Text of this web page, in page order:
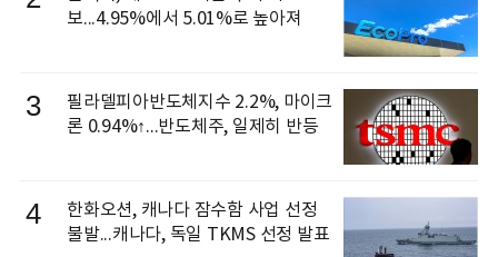
보...4.95%에서 5.01%로 높아져
3
필라델피아반도체지수 2.2%, 마이크
론 0.94%↑...반도체주, 일제히 반등
4
한화오션, 캐나다 잠수함 사업 선정
불발...캐나다, 독일 TKMS 선정 발표